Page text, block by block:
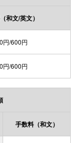
和文/英文）
円/600円
円/600円
手数料（和文）